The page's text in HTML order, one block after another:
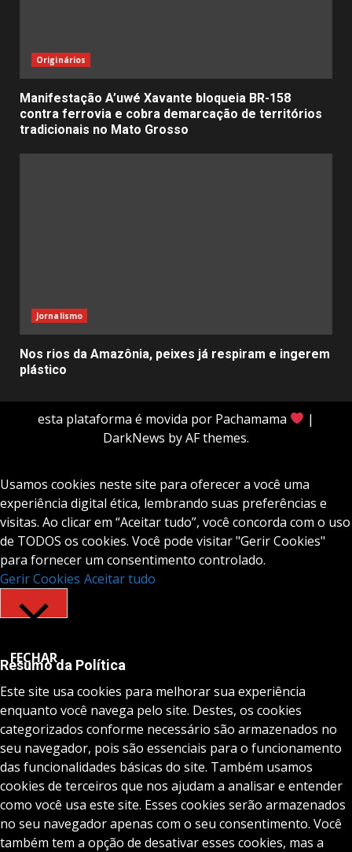
Originários
Manifestação A’uwé Xavante bloqueia BR-158
contra ferrovia e cobra demarcação de territórios
tradicionais no Mato Grosso
Jornalismo
Nos rios da Amazônia, peixes já respiram e ingerem
plástico
esta plataforma é movida por Pachamama
|
DarkNews by AF themes.
Usamos cookies neste site para oferecer a você uma
experiência digital ética, lembrando suas preferências e
visitas. Ao clicar em “Aceitar tudo”, você concorda com o uso
de TODOS os cookies. Você pode visitar "Gerir Cookies"
para fornecer um consentimento controlado.
Gerir Cookies Aceitar tudo
FECHAR
Resumo da Política
Este site usa cookies para melhorar sua experiência
enquanto você navega pelo site. Destes, os cookies
categorizados conforme necessário são armazenados no
seu navegador, pois são essenciais para o funcionamento
das funcionalidades básicas do site. Também usamos
cookies de terceiros que nos ajudam a analisar e entender
como você usa este site. Esses cookies serão armazenados
no seu navegador apenas com o seu consentimento. Você
também tem a opção de desativar esses cookies, mas a